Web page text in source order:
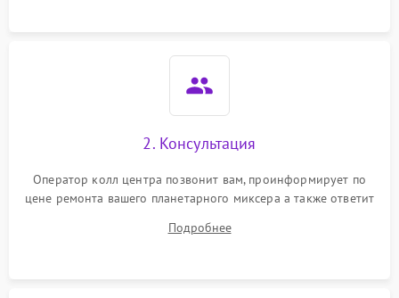
2. Консультация
Оператор колл центра позвонит вам, проинформирует по
цене ремонта вашего планетарного миксера а также ответит
Подробнее